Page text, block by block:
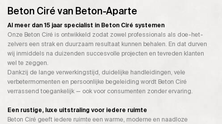
Beton Ciré van Beton-Aparte
Al meer dan 15 jaar specialist in Beton Ciré systemen
Onze Beton Ciré is ontwikkeld zodat zowel professionals als doe-het-
zelvers een strak en duurzaam resultaat kunnen behalen. En dat durven
wij inmiddels na duizenden succesvolle projecten en tevreden klanten
wel te zeggen.
Dankzij de lange verwerkingstijd, duidelijke handleidingen, vele
verbetermomenten en persoonlijke begeleiding wordt Beton Ciré
verrassend toegankelijk — ook voor consumenten zonder ervaring.
Een rustige, luxe uitstraling voor iedere ruimte
Beton Ciré geeft iedere ruimte een warme, moderne en naadloze